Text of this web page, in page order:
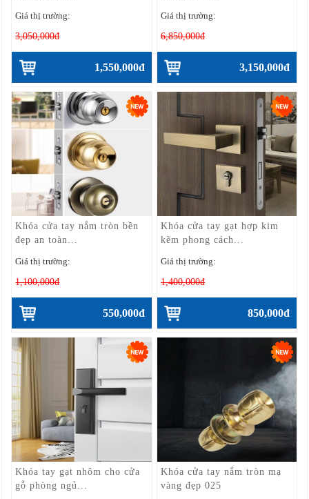
Giá thị trường:
3,050,000đ
1,550,000đ
Giá thị trường:
6,850,000đ
3,150,000đ
Khóa cửa tay nắm tròn bền
đẹp an toàn...
Giá thị trường:
1,100,000đ
550,000đ
Khóa cửa tay gạt hợp kim
kẽm phong cách...
Giá thị trường:
1,400,000đ
850,000đ
Khóa tay gạt nhôm cho cửa
gỗ phòng ngủ...
Khóa cửa tay nắm tròn mạ
vàng đẹp 025